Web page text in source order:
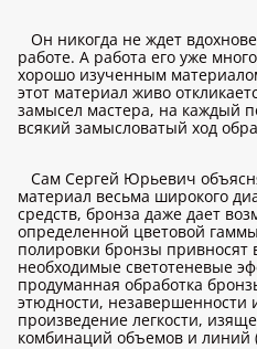
Он никогда не ждет
работе. А работа его уже
хорошо изученным
этот материал живо
замысел мастера, на каждый
всякий замысловатый ход
Сам Сергей Юрьевич
материал весьма широкого
средств, бронза даже дает
определенной цветовой
полировки бронзы привносят
необходимые светотеневые
продуманная обработка
этюдности, незавершенности
произведение легкости,
комбинаций объемов и линий